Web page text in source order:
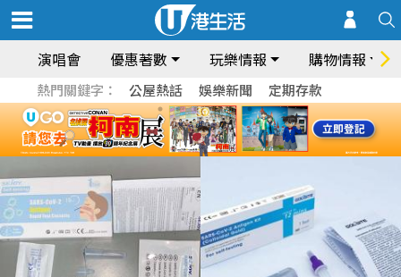
演唱會 優惠著數 玩樂情報 購物情報
熱門關鍵字： 公屋熱話 娛樂新聞 定期存款